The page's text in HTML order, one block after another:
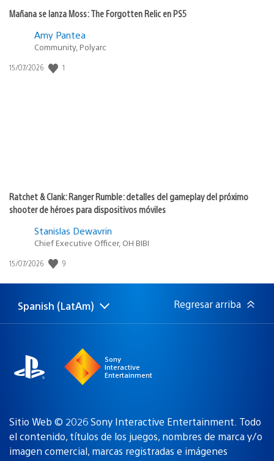
Mañana se lanza Moss: The Forgotten Relic en PS5
Amy Pantea
Community, Polyarc
Fecha
15/07/2026 1
Ratchet & Clank: Ranger Rumble: detalles del gameplay del próximo
shooter de héroes para dispositivos móviles
Stanislas Dewavrin
Chief Executive Officer, OH BIBI
Fecha
publicación:
15/07/2026 9
Elige
una
Región
actual:
Spanish (LatAm) Regresar arriba
Sony
Interactive
Entertainment
Sitio Web © 2026 Sony Interactive Entertainment. Todo
el contenido, títulos de los juegos, nombres de marca y/o
imagen comercial, marcas registradas e imágenes